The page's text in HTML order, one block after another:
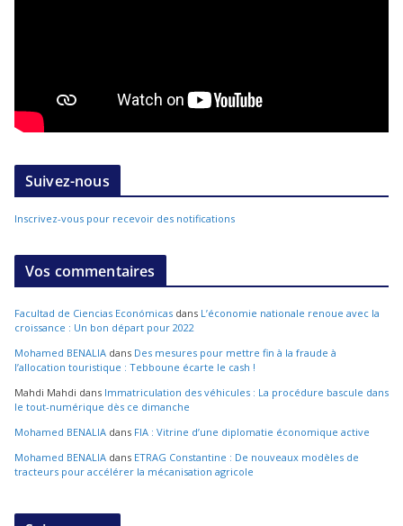
Suivez-nous
Inscrivez-vous pour recevoir des notifications
Vos commentaires
Facultad de Ciencias Económicas dans L’économie nationale renoue avec la
croissance : Un bon départ pour 2022
Mohamed BENALIA dans Des mesures pour mettre fin à la fraude à
l’allocation touristique : Tebboune écarte le cash !
Mahdi Mahdi dans Immatriculation des véhicules : La procédure bascule dans
le tout-numérique dès ce dimanche
Mohamed BENALIA dans FIA : Vitrine d’une diplomatie économique active
Mohamed BENALIA dans ETRAG Constantine : De nouveaux modèles de
tracteurs pour accélérer la mécanisation agricole